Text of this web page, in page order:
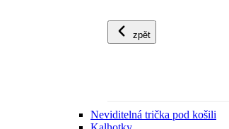
zpět
Neviditelná trička pod košili